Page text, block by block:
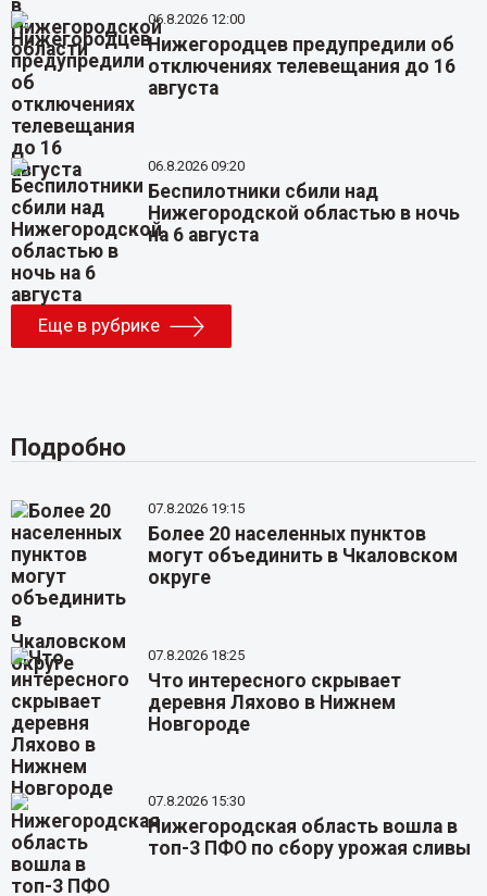
06.8.2026 12:00
Нижегородцев предупредили об
отключениях телевещания до 16
августа
06.8.2026 09:20
Беспилотники сбили над
Нижегородской областью в ночь
на 6 августа
Еще в рубрике
Подробно
07.8.2026 19:15
Более 20 населенных пунктов
могут объединить в Чкаловском
округе
07.8.2026 18:25
Что интересного скрывает
деревня Ляхово в Нижнем
Новгороде
07.8.2026 15:30
Нижегородская область вошла в
топ-3 ПФО по сбору урожая сливы